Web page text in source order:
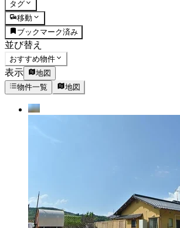
タグ
移動
ブックマーク済み
並び替え
おすすめ物件
表示
地図
物件一覧
地図